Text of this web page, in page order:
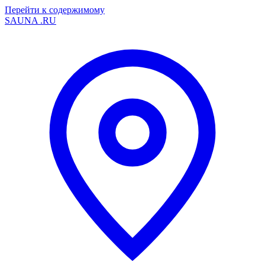
Перейти к содержимому
SAUNA .RU